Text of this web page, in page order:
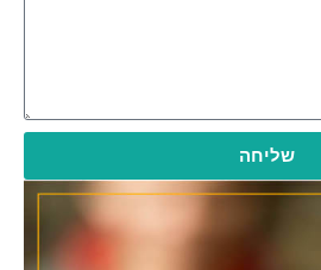
שליחה